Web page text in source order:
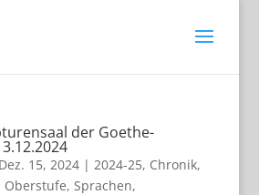
der Goethe-
Dez. 15, 2024| 2024-25, Chronik,
Oberstufe, Sprachen,